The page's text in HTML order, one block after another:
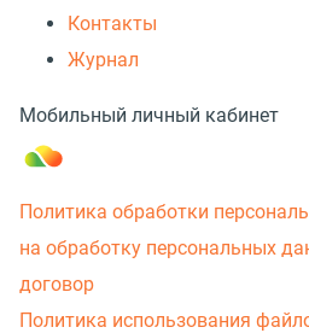
Контакты
Журнал
Мобильный личный кабинет
Политика обработки
на обработку персональных
договор
Политика использования